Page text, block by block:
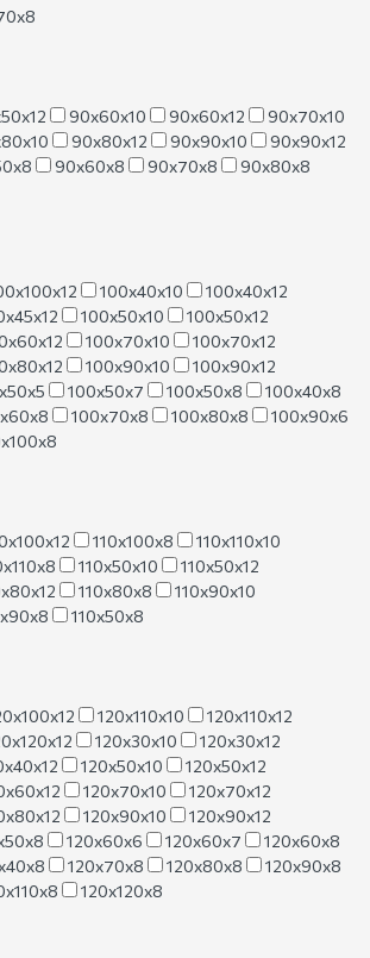
90х60х10 90х60х12
90х70х10
90х80х12 90х90х10
90х90х12
90х60х8 90х70х8
90х80х8
100х40х10
100х40х12
100х50х10
100х50х12
100х70х10
100х70х12
100х90х10
100х90х12
100х50х7 100х50х8
100х40х8
100х70х8 100х80х8
100х90х6
110х100х8
110х110х10
110х50х10
110х50х12
110х80х8
110х90х10
110х50х8
120х110х10
120х110х12
120х30х10
120х30х12
120х50х10
120х50х12
120х70х10
120х70х12
120х90х10
120х90х12
120х60х6 120х60х7
120х60х8
120х70х8 120х80х8
120х90х8
120х120х8